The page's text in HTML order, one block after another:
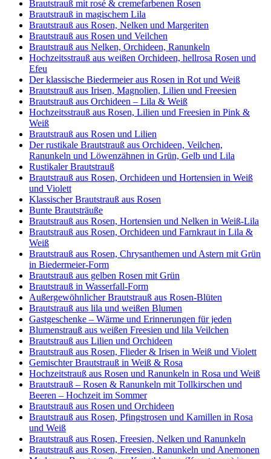
Brautstrauß mit rosé & cremefarbenen Rosen
Brautstrauß in magischem Lila
Brautstrauß aus Rosen, Nelken und Margeriten
Brautstrauß aus Rosen und Veilchen
Brautstrauß aus Nelken, Orchideen, Ranunkeln
Hochzeitsstrauß aus weißen Orchideen, hellrosa Rosen und
Efeu
Der klassische Biedermeier aus Rosen in Rot und Weiß
Brautstrauß aus Irisen, Magnolien, Lilien und Freesien
Brautstrauß aus Orchideen – Lila & Weiß
Hochzeitsstrauß aus Rosen, Lilien und Freesien in Pink &
Weiß
Brautstrauß aus Rosen und Lilien
Der rustikale Brautstrauß aus Orchideen, Veilchen,
Ranunkeln und Löwenzähnen in Grün, Gelb und Lila
Rustikaler Brautstrauß
Brautstrauß aus Rosen, Orchideen und Hortensien in Weiß
und Violett
Klassischer Brautstrauß aus Rosen
Bunte Brautsträuße
Brautstrauß aus Rosen, Hortensien und Nelken in Weiß-Lila
Brautstrauß aus Rosen, Orchideen und Farnkraut in Lila &
Weiß
Brautstrauß aus Rosen, Chrysanthemen und Astern mit Grün
in Biedermeier-Form
Brautstrauß aus gelben Rosen mit Grün
Brautstrauß in Wasserfall-Form
Außergewöhnlicher Brautstrauß aus Rosen-Blüten
Brautstrauß aus lila und weißen Blumen
Gastgeschenke – Wärme und Erinnerungen für jeden
Blumenstrauß aus weißen Freesien und lila Veilchen
Brautstrauß aus Lilien und Orchideen
Brautstrauß aus Rosen, Flieder & Irisen in Weiß und Violett
Gemischter Brautstrauß in Weiß & Rosa
Hochzeitstrauß aus Rosen und Ranunkeln in Rosa und Weiß
Brautstrauß – Rosen & Ranunkeln mit Tollkirschen und
Beeren – Hochzeit im Sommer
Brautstrauß aus Rosen und Orchideen
Brautstrauß aus Rosen, Pfingstrosen und Kamillen in Rosa
und Weiß
Brautstrauß aus Rosen, Freesien, Nelken und Ranunkeln
Brautstrauß aus Rosen, Freesien, Ranunkeln und Anemonen